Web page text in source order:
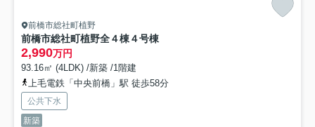
前橋市総社町植野
前橋市総社町植野全４棟４号棟
2,990万円
93.16㎡ (4LDK) /新築 /1階建
上毛電鉄「中央前橋」駅 徒歩58分
公共下水
新築